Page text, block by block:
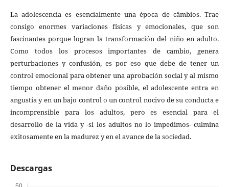
La adolescencia es esencialmente una época de câmbios. Trae
consigo enormes variaciones físicas y emocionales, que son
fascinantes porque logran la transformación del niño en adulto.
Como todos los procesos importantes de cambio, genera
perturbaciones y confusión, es por eso que debe de tener un
control emocional para obtener una aprobación social y al mismo
tiempo obtener el menor daño posible, el adolescente entra en
angustia y en un bajo control o un control nocivo de su conducta e
incomprensible para los adultos, pero es esencial para el
desarrollo de la vida y -si los adultos no lo impedimos- culmina
exitosamente en la madurez y en el avance de la sociedad.
Descargas